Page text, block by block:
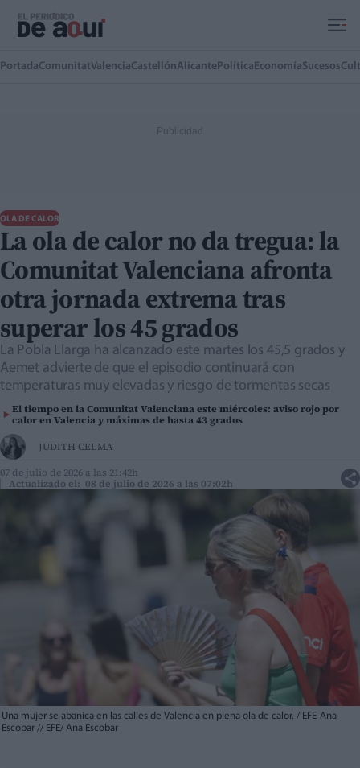
PortadaComunitatValenciaCastellónAlicante Política EconomíaSucesos
OLA DE CALOR
La ola de calor no da tregua: la
Comunitat Valenciana afronta
otra jornada extrema tras
superar los 45 grados
La Pobla Llarga ha alcanzado este martes los 45,5 grados y
Aemet advierte de que el episodio continuará con
temperaturas muy elevadas y riesgo de tormentas secas
El tiempo en la Comunitat Valenciana este miércoles: aviso rojo por
calor en Valencia y máximas de hasta 43 grados
JUDITH CELMA
07 de julio de 2026 a las 21:42h
Actualizado el: 08 de julio de 2026 a las 07:02h
Una mujer se abanica en las calles de Valencia en plena ola de calor. / EFE-Ana
Escobar // EFE/ Ana Escobar